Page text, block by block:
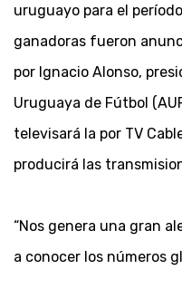
uruguayo para el
ganadoras fueron
por Ignacio Alonso,
Uruguaya de Fútbol
televisará la por TV
producirá las
“Nos genera una gran
a conocer los números